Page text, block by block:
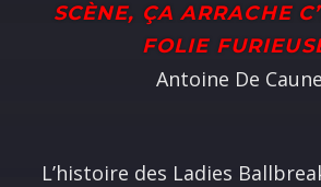
SCÈNE, ÇA ARRACHE
FOLIE
Antoine De
L’histoire des Ladies